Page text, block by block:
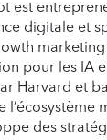
est
digitale et
pour les IA
Harvard et
des